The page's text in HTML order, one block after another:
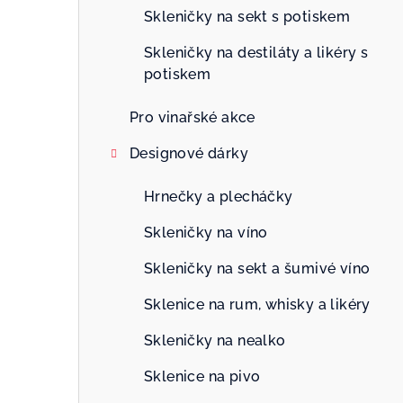
Skleničky na sekt s potiskem
Skleničky na destiláty a likéry s
potiskem
Pro vinařské akce
Designové dárky
Hrnečky a plecháčky
Skleničky na víno
Skleničky na sekt a šumivé víno
Sklenice na rum, whisky a likéry
Skleničky na nealko
Sklenice na pivo